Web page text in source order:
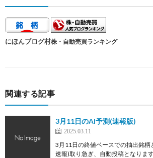
にほんブログ村株・自動売買ランキング
関連する記事
3月11日のAI予測(速報版)
2025.03.11
3月11日の終値ベースでの抽出銘柄
速報)取り急ぎ、自動投稿となりま